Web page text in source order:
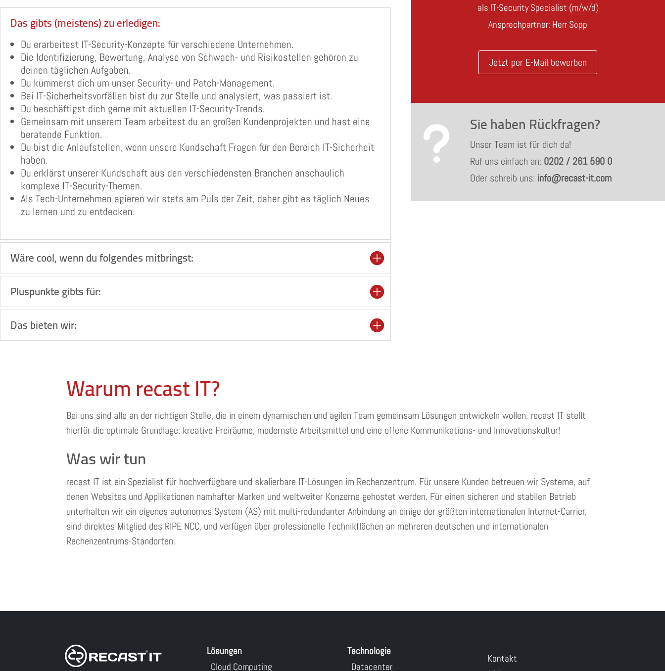
Das gibts (meistens) zu erledigen:
Du erarbeitest IT-Security-Konzepte für verschiedene Unternehmen.
Die Identifizierung, Bewertung, Analyse von Schwach- und Risikostellen gehören zu
deinen täglichen Aufgaben.
Du kümmerst dich um unser Security- und Patch-Management.
Bei IT-Sicherheitsvorfällen bist du zur Stelle und analysiert, was passiert ist.
Du beschäftigst dich gerne mit aktuellen IT-Security-Trends.
Gemeinsam mit unserem Team arbeitest du an großen Kundenprojekten und hast eine
beratende Funktion.
Du bist die Anlaufstellen, wenn unsere Kundschaft Fragen für den Bereich IT-Sicherheit
haben.
Du erklärst unserer Kundschaft aus den verschiedensten Branchen anschaulich
komplexe IT-Security-Themen.
Als Tech-Unternehmen agieren wir stets am Puls der Zeit, daher gibt es täglich Neues
zu lernen und zu entdecken.
Wäre cool, wenn du folgendes mitbringst:
Pluspunkte gibts für:
Das bieten wir:
als IT-Security Specialist (m/w/d)
Ansprechpartner: Herr Sopp
Jetzt per E-Mail bewerben
u Sie haben Rückfragen?
Unser Team ist für dich da!
Ruf uns einfach an: 0202 / 261 590 0
Oder schreib uns: info@recast-it.com
Warum recast IT?
Bei uns sind alle an der richtigen Stelle, die in einem dynamischen und agilen Team gemeinsam Lösungen entwickeln wollen. recast IT stellt
hierfür die optimale Grundlage: kreative Freiräume, modernste Arbeitsmittel und eine offene Kommunikations- und Innovationskultur!
Was wir tun
recast IT ist ein Spezialist für hochverfügbare und skalierbare IT-Lösungen im Rechenzentrum. Für unsere Kunden betreuen wir Systeme, auf
denen Websites und Applikationen namhafter Marken und weltweiter Konzerne gehostet werden. Für einen sicheren und stabilen Betrieb
unterhalten wir ein eigenes autonomes System (AS) mit multi-redundanter Anbindung an einige der größten internationalen Internet-Carrier,
sind direktes Mitglied des RIPE NCC, und verfügen über professionelle Technikflächen an mehreren deutschen und internationalen
Rechenzentrums-Standorten.
Lösungen
Cloud Computing
Technologie
Datacenter
Kontakt